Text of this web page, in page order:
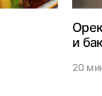
и
20